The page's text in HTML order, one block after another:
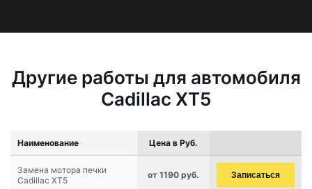
Другие работы для автомобиля
Cadillac XT5
Наименование Цена в Руб.
Замена мотора печки
Cadillac XT5
от 1190 руб. Записаться